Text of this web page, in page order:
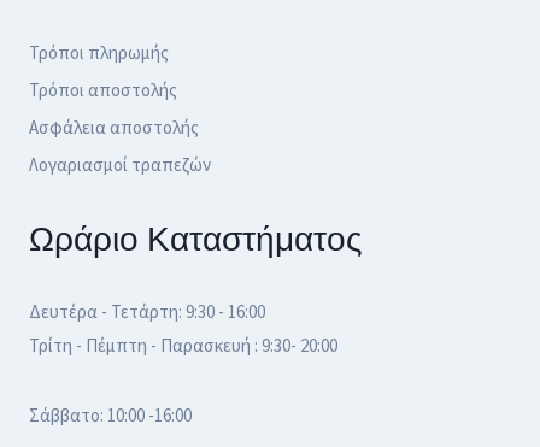
Τρόποι πληρωμής
Τρόποι αποστολής
Ασφάλεια αποστολής
Λογαριασμοί τραπεζών
Ωράριο Καταστήματος
Δευτέρα - Τετάρτη: 9:30 - 16:00
Τρίτη - Πέμπτη - Παρασκευή : 9:30- 20:00
Σάββατο: 10:00 -16:00